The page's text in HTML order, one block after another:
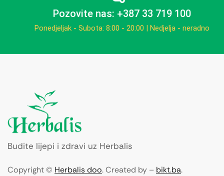
Pozovite nas: +387 33 719 100
Ponedjeljak - Subota: 8:00 - 20:00 | Nedjelja - neradno
Budite lijepi i zdravi uz Herbalis
Copyright © Herbalis doo. Created by – bikt.ba.